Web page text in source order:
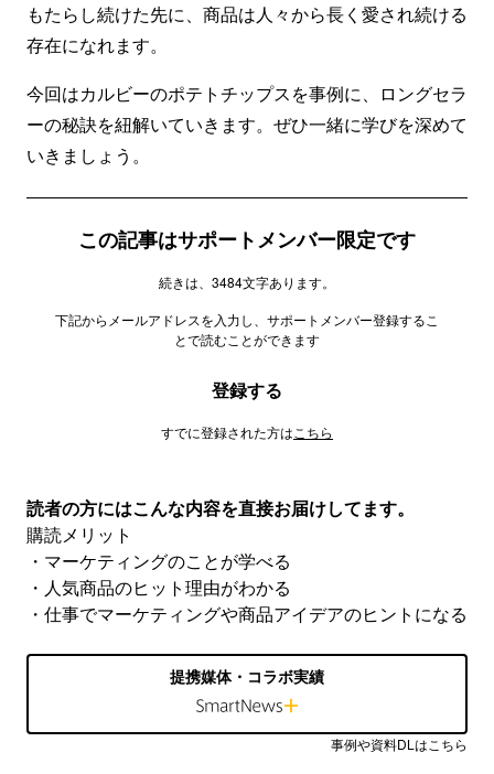
もたらし続けた先に、商品は人々から長く愛され続ける
存在になれます。
今回はカルビーのポテトチップスを事例に、ロングセラ
ーの秘訣を紐解いていきます。ぜひ一緒に学びを深めて
いきましょう。
この記事はサポートメンバー限定です
続きは、3484文字あります。
下記からメールアドレスを入力し、サポートメンバー登録するこ
とで読むことができます
登録する
すでに登録された方は こちら
読者の方にはこんな内容を直接お届けしてます。
購読メリット
・マーケティングのことが学べる
・人気商品のヒット理由がわかる
・仕事でマーケティングや商品アイデアのヒントになる
提携媒体・コラボ実績
事例や資料DLはこちら